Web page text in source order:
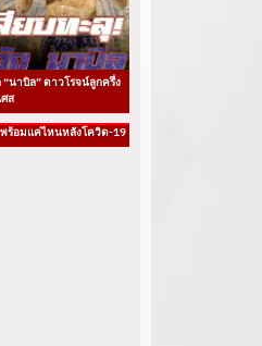
นาบิล” ดาวโรจน์ลูกครึ่ง
ส
ร้อมแค่ไหนหลังโควิด-19